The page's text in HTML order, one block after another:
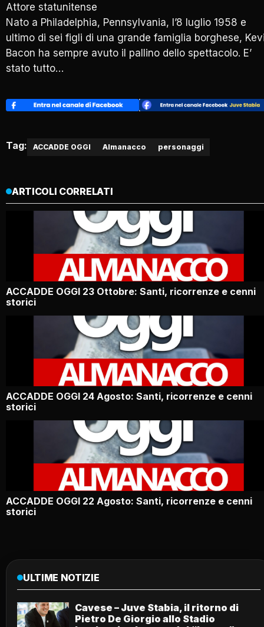
Attore statunitense
Nato a Philadelphia, Pennsylvania, l’8 luglio 1958 e
ultimo di sei figli di una grande famiglia borghese,
Bacon ha sempre avuto il pallino dello spettacolo. E’
stato tutto…
Tag: ACCADDE OGGI Almanacco personaggi
ARTICOLI CORRELATI
ACCADDE OGGI 23 Ottobre: Santi, ricorrenze e cenni
storici
ACCADDE OGGI 24 Agosto: Santi, ricorrenze e cenni
storici
ACCADDE OGGI 22 Agosto: Santi, ricorrenze e cenni
storici
ULTIME NOTIZIE
Cavese – Juve Stabia, il ritorno di
Pietro De Giorgio allo Stadio